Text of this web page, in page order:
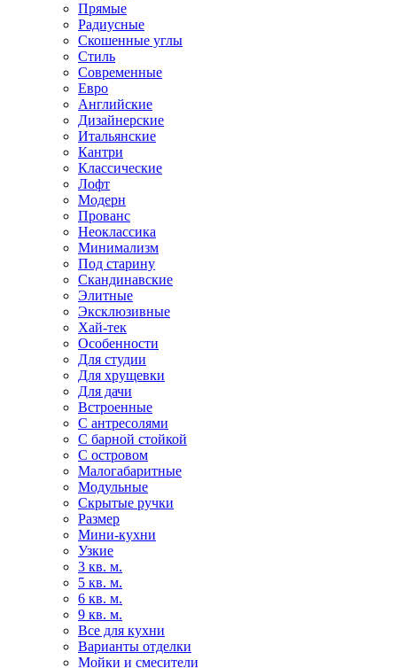
Прямые
Радиусные
Скошенные углы
Стиль
Современные
Евро
Английские
Дизайнерские
Итальянские
Кантри
Классические
Лофт
Модерн
Прованс
Неоклассика
Минимализм
Под старину
Скандинавские
Элитные
Эксклюзивные
Хай-тек
Особенности
Для студии
Для хрущевки
Для дачи
Встроенные
С антресолями
С барной стойкой
С островом
Малогабаритные
Модульные
Скрытые ручки
Размер
Мини-кухни
Узкие
3 кв. м.
5 кв. м.
6 кв. м.
9 кв. м.
Все для кухни
Варианты отделки
Мойки и смесители